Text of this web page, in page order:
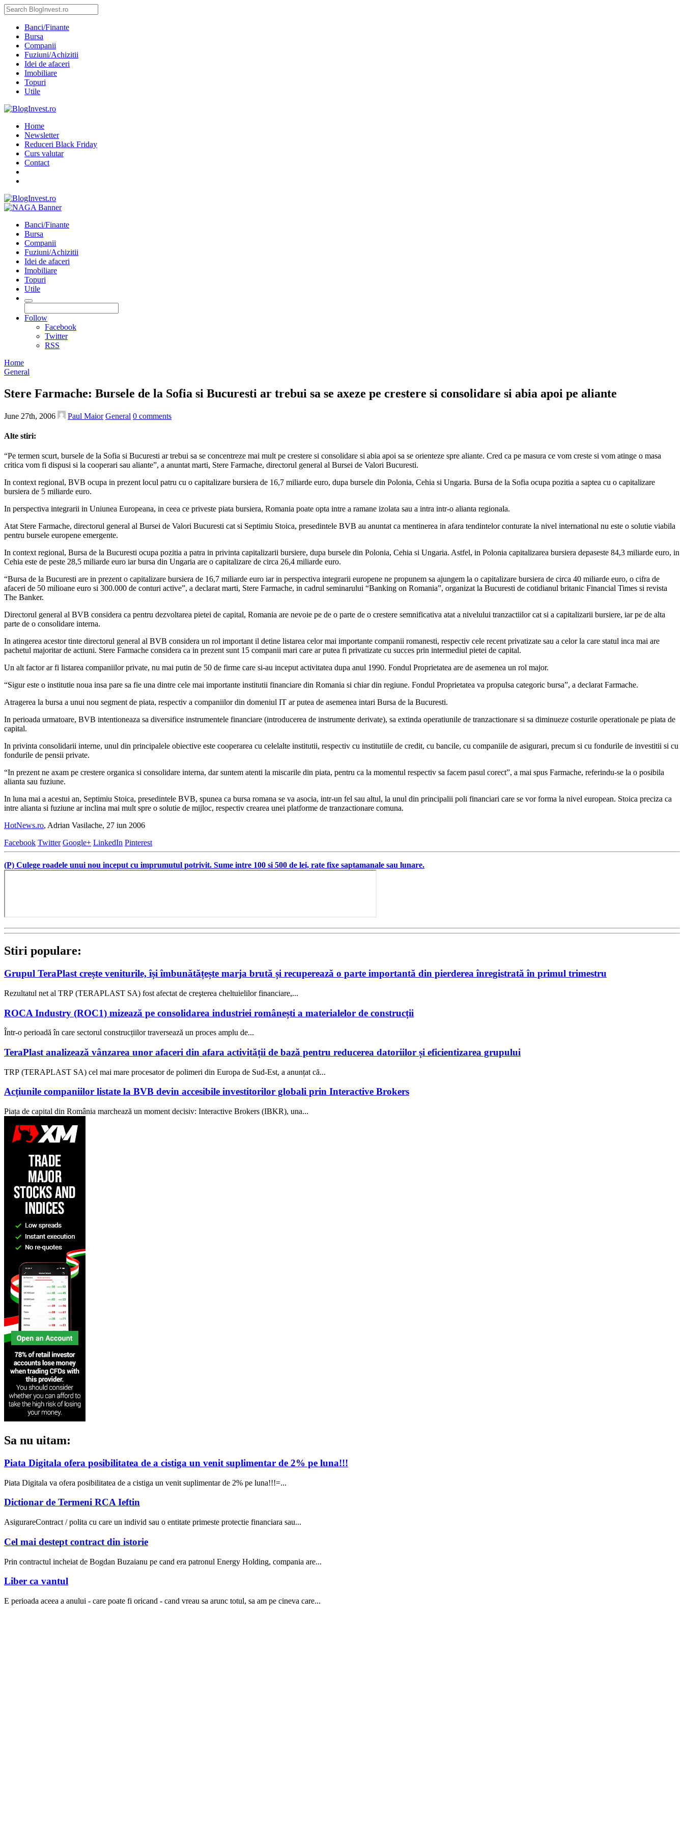
Banci/Finante
Bursa
Companii
Fuziuni/Achizitii
Idei de afaceri
Imobiliare
Topuri
Utile
Home
Newsletter
Reduceri Black Friday
Curs valutar
Contact
Banci/Finante
Bursa
Companii
Fuziuni/Achizitii
Idei de afaceri
Imobiliare
Topuri
Utile
Follow
Facebook
Twitter
RSS
Home
General
Stere Farmache: Bursele de la Sofia si Bucuresti ar trebui sa se axeze pe crestere si consolidare si abia apoi pe aliante
June 27th, 2006 Paul Maior General 0 comments
Alte stiri:
“Pe termen scurt, bursele de la Sofia si Bucuresti ar trebui sa se concentreze mai mult pe crestere si consolidare si abia apoi sa se orienteze spre aliante. Cred ca pe masura ce vom creste si vom atinge o masa
critica vom fi dispusi si la cooperari sau aliante”, a anuntat marti, Stere Farmache, directorul general al Bursei de Valori Bucuresti.
In context regional, BVB ocupa in prezent locul patru cu o capitalizare bursiera de 16,7 miliarde euro, dupa bursele din Polonia, Cehia si Ungaria. Bursa de la Sofia ocupa pozitia a saptea cu o capitalizare
bursiera de 5 miliarde euro.
In perspectiva integrarii in Uniunea Europeana, in ceea ce priveste piata bursiera, Romania poate opta intre a ramane izolata sau a intra intr-o alianta regionala.
Atat Stere Farmache, directorul general al Bursei de Valori Bucuresti cat si Septimiu Stoica, presedintele BVB au anuntat ca mentinerea in afara tendintelor conturate la nivel international nu este o solutie viabila
pentru bursele europene emergente.
In context regional, Bursa de la Bucuresti ocupa pozitia a patra in privinta capitalizarii bursiere, dupa bursele din Polonia, Cehia si Ungaria. Astfel, in Polonia capitalizarea bursiera depaseste 84,3 miliarde euro, in
Cehia este de peste 28,5 miliarde euro iar bursa din Ungaria are o capitalizare de circa 26,4 miliarde euro.
“Bursa de la Bucuresti are in prezent o capitalizare bursiera de 16,7 miliarde euro iar in perspectiva integrarii europene ne propunem sa ajungem la o capitalizare bursiera de circa 40 miliarde euro, o cifra de
afaceri de 50 milioane euro si 300.000 de conturi active”, a declarat marti, Stere Farmache, in cadrul seminarului “Banking on Romania”, organizat la Bucuresti de cotidianul britanic Financial Times si revista
The Banker.
Directorul general al BVB considera ca pentru dezvoltarea pietei de capital, Romania are nevoie pe de o parte de o crestere semnificativa atat a nivelului tranzactiilor cat si a capitalizarii bursiere, iar pe de alta
parte de o consolidare interna.
In atingerea acestor tinte directorul general al BVB considera un rol important il detine listarea celor mai importante companii romanesti, respectiv cele recent privatizate sau a celor la care statul inca mai are
pachetul majoritar de actiuni. Stere Farmache considera ca in prezent sunt 15 companii mari care ar putea fi privatizate cu succes prin intermediul pietei de capital.
Un alt factor ar fi listarea companiilor private, nu mai putin de 50 de firme care si-au inceput activitatea dupa anul 1990. Fondul Proprietatea are de asemenea un rol major.
“Sigur este o institutie noua insa pare sa fie una dintre cele mai importante institutii financiare din Romania si chiar din regiune. Fondul Proprietatea va propulsa categoric bursa”, a declarat Farmache.
Atragerea la bursa a unui nou segment de piata, respectiv a companiilor din domeniul IT ar putea de asemenea intari Bursa de la Bucuresti.
In perioada urmatoare, BVB intentioneaza sa diversifice instrumentele financiare (introducerea de instrumente derivate), sa extinda operatiunile de tranzactionare si sa diminueze costurile operationale pe piata de
capital.
In privinta consolidarii interne, unul din principalele obiective este cooperarea cu celelalte institutii, respectiv cu institutiile de credit, cu bancile, cu companiile de asigurari, precum si cu fondurile de investitii si cu
fondurile de pensii private.
“In prezent ne axam pe crestere organica si consolidare interna, dar suntem atenti la miscarile din piata, pentru ca la momentul respectiv sa facem pasul corect”, a mai spus Farmache, referindu-se la o posibila
alianta sau fuziune.
In luna mai a acestui an, Septimiu Stoica, presedintele BVB, spunea ca bursa romana se va asocia, intr-un fel sau altul, la unul din principalii poli financiari care se vor forma la nivel european. Stoica preciza ca
intre alianta si fuziune ar inclina mai mult spre o solutie de mijloc, respectiv crearea unei platforme de tranzactionare comuna.
HotNews.ro, Adrian Vasilache, 27 iun 2006
Facebook Twitter Google+ LinkedIn Pinterest
(P) Culege roadele unui nou inceput cu imprumutul potrivit. Sume intre 100 si 500 de lei, rate fixe saptamanale sau lunare.
Stiri populare:
Grupul TeraPlast crește veniturile, își îmbunătățește marja brută și recuperează o parte importantă din pierderea înregistrată în primul trimestru
Rezultatul net al TRP (TERAPLAST SA) fost afectat de creşterea cheltuielilor financiare,...
ROCA Industry (ROC1) mizează pe consolidarea industriei românești a materialelor de construcții
Într-o perioadă în care sectorul construcțiilor traversează un proces amplu de...
TeraPlast analizează vânzarea unor afaceri din afara activității de bază pentru reducerea datoriilor și eficientizarea grupului
TRP (TERAPLAST SA) cel mai mare procesator de polimeri din Europa de Sud-Est, a anunțat că...
Acțiunile companiilor listate la BVB devin accesibile investitorilor globali prin Interactive Brokers
Piața de capital din România marchează un moment decisiv: Interactive Brokers (IBKR), una...
Sa nu uitam:
Piata Digitala ofera posibilitatea de a cistiga un venit suplimentar de 2% pe luna!!!
Piata Digitala va ofera posibilitatea de a cistiga un venit suplimentar de 2% pe luna!!!=...
Dictionar de Termeni RCA Ieftin
AsigurareContract / polita cu care un individ sau o entitate primeste protectie financiara sau...
Cel mai destept contract din istorie
Prin contractul incheiat de Bogdan Buzaianu pe cand era patronul Energy Holding, compania are...
Liber ca vantul
E perioada aceea a anului - care poate fi oricand - cand vreau sa arunc totul, sa am pe cineva care...